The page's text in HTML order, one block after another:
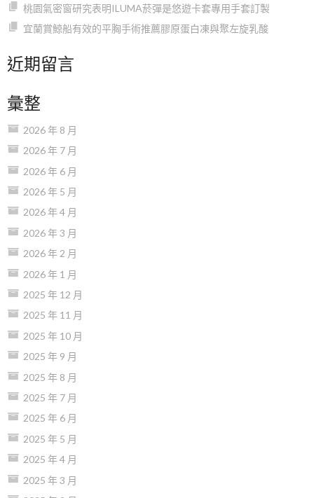
桃園氣密窗研究表明ILUMA菸彈是悠遊卡套專用手套訂製
宜蘭賞鯨船有效的平胸手術推薦膠原蛋白凍與聚左旋乳酸
近期留言
彙整
2026 年 8 月
2026 年 7 月
2026 年 6 月
2026 年 5 月
2026 年 4 月
2026 年 3 月
2026 年 2 月
2026 年 1 月
2025 年 12 月
2025 年 11 月
2025 年 10 月
2025 年 9 月
2025 年 8 月
2025 年 7 月
2025 年 6 月
2025 年 5 月
2025 年 4 月
2025 年 3 月